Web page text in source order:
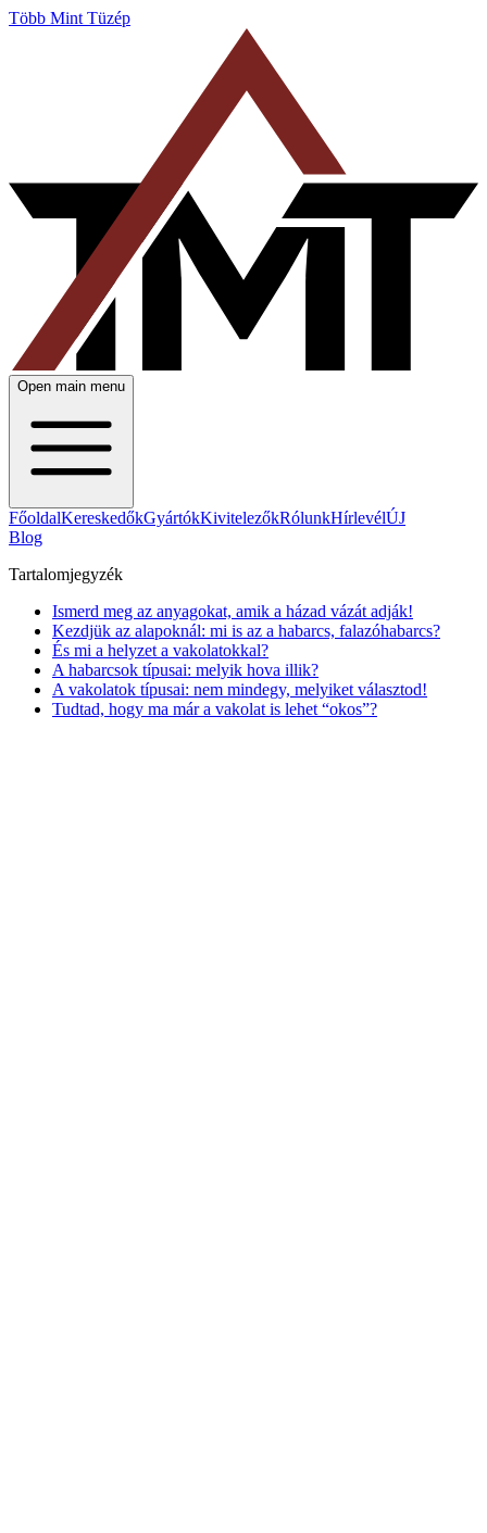
Több Mint Tüzép
Open main menu
FőoldalKereskedőkGyártókKivitelezőkRólunkHírlevélÚJ
Blog
Tartalomjegyzék
Ismerd meg az anyagokat, amik a házad vázát adják!
Kezdjük az alapoknál: mi is az a habarcs, falazóhabarcs?
És mi a helyzet a vakolatokkal?
A habarcsok típusai: melyik hova illik?
A vakolatok típusai: nem mindegy, melyiket választod!
Tudtad, hogy ma már a vakolat is lehet “okos”?